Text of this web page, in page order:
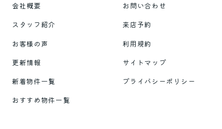
会社概要
お問い合わせ
スタッフ紹介
来店予約
お客様の声
利用規約
更新情報
サイトマップ
新着物件一覧
プライバシーポリシー
おすすめ物件一覧